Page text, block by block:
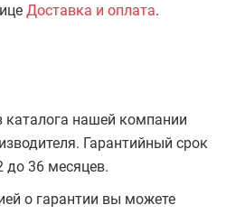
Доставка и оплата.
каталога нашей компании
Гарантийный срок
до 36 месяцев.
о гарантии вы можете